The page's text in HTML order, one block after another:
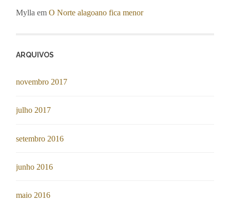
Mylla emO Norte alagoano fica menor
ARQUIVOS
novembro 2017
julho 2017
setembro 2016
junho 2016
maio 2016